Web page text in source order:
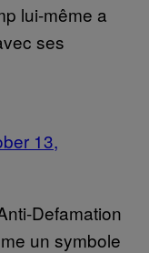
lui-même a
ses
13,
Defamation
un symbole